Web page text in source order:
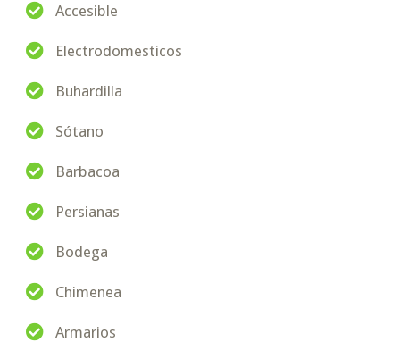
Accesible
Electrodomesticos
Buhardilla
Sótano
Barbacoa
Persianas
Bodega
Chimenea
Armarios